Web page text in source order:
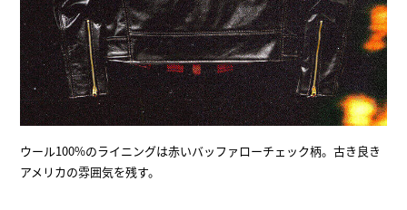
ウール100%のライニングは赤いバッファローチェック柄。古き良き
アメリカの雰囲気を残す。